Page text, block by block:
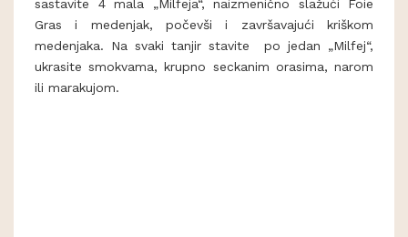
sastavite 4 mala „Milfeja“, naizmenično slažući Foie
Gras i medenjak, počevši i završavajući kriškom
medenjaka. Na svaki tanjir stavite po jedan „Milfej“,
ukrasite smokvama, krupno seckanim orasima, narom
ili marakujom.